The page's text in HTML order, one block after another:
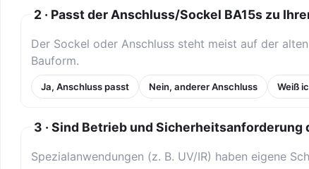
2 · Passt der Anschluss/Sockel BA15s zu
Der Sockel oder Anschluss steht meist auf der
Bauform.
Ja, Anschluss passt Nein, anderer Anschluss Weiß
3 · Sind Betrieb und Sicherheitsanforderung
Spezialanwendungen (z. B. UV/IR) haben eigene